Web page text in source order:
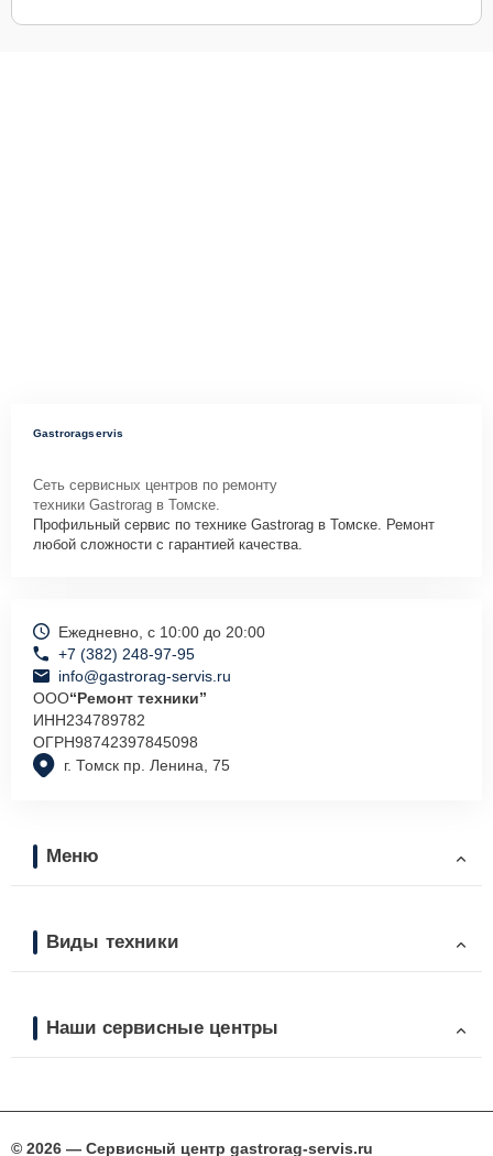
Gastroragservis
Сеть сервисных центров по ремонту
техники Gastrorag в Томске.
Профильный сервис по технике Gastrorag в Томске. Ремонт
любой сложности с гарантией качества.
г. Томск пр. Ленина, 75
Ежедневно, с 10:00 до 20:00
+7 (382) 248-97-95
info@gastrorag-servis.ru
ООО“Ремонт техники”
ИНН234789782
ОГРН98742397845098
Меню
Виды техники
Наши сервисные центры
© 2026 — Сервисный центр gastrorag-servis.ru